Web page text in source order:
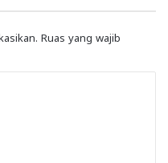
Ruas yang wajib